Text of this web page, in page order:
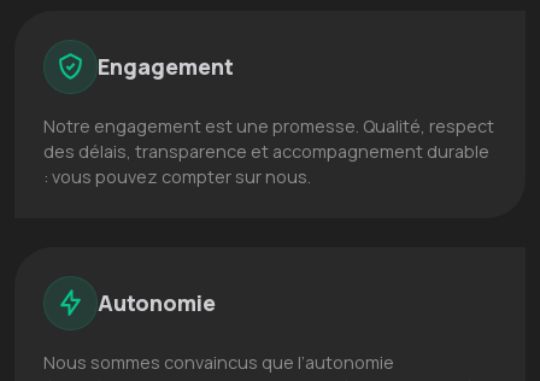
Engagement
Notre engagement est une promesse. Qualité, respect
des délais, transparence et accompagnement durable
: vous pouvez compter sur nous.
Autonomie
Nous sommes convaincus que l’autonomie